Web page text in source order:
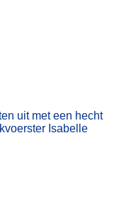
uit met een hecht
Isabelle